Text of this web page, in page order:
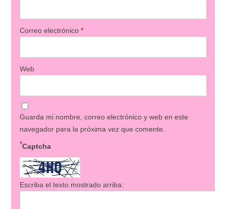
Correo electrónico *
Web
Guarda mi nombre, correo electrónico y web en este
navegador para la próxima vez que comente.
Captcha
*
Escriba el texto mostrado arriba: